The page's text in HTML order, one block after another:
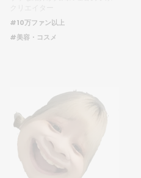
#10万ファン以上
#美容・コスメ